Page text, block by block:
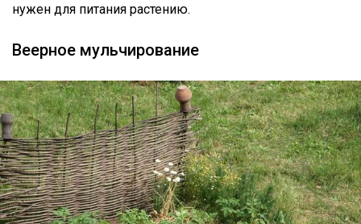
нужен для питания растению.
Веерное мульчирование